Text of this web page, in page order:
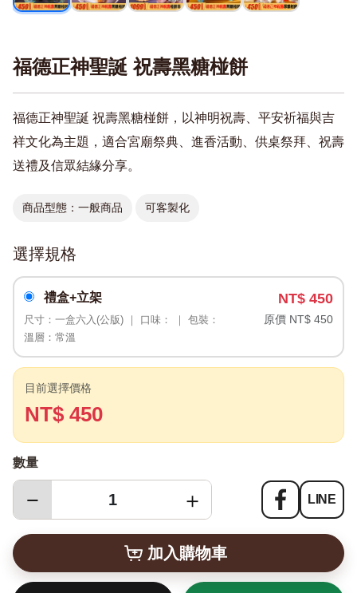
福德正神聖誕 祝壽黑糖椪餅
福德正神聖誕 祝壽黑糖椪餅，以神明祝壽、平安祈福與吉
祥文化為主題，適合宮廟祭典、進香活動、供桌祭拜、祝壽
送禮及信眾結緣分享。
商品型態：一般商品 可客製化
選擇規格
禮盒+立架
尺寸：一盒六入(公版) ｜ 口味： ｜ 包裝：
溫層：常溫
NT$ 450
原價 NT$ 450
目前選擇價格
NT$ 450
數量
− ＋ LINE